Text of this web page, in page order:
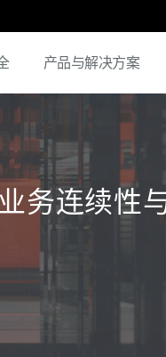
产品与解决方案
务连续性